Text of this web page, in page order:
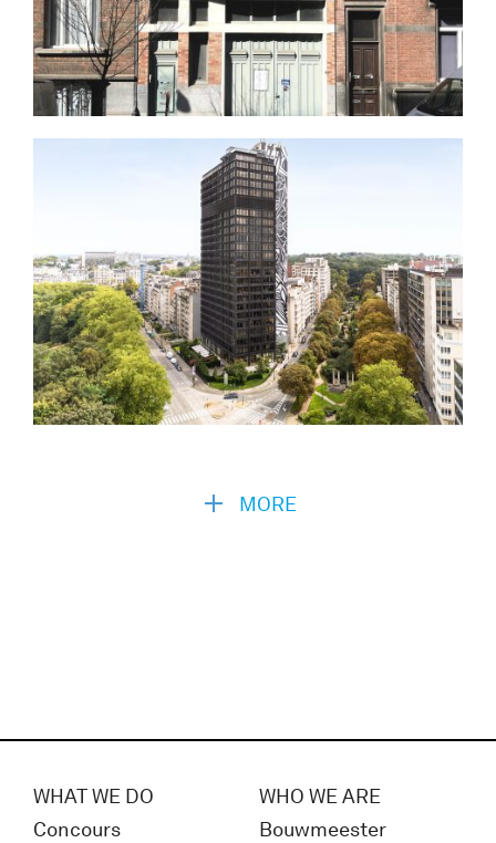
MORE
WHAT WE DO
Concours
WHO WE ARE
Bouwmeester